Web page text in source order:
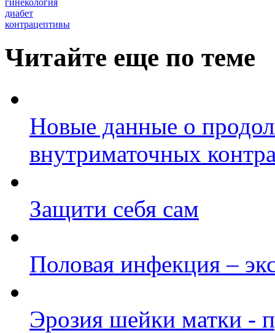
диабет
контрацептивы
Читайте еще по теме
Новые данные о
внутриматочных
Защити себя сам
Половая инфекция –
Эрозия шейки матки -